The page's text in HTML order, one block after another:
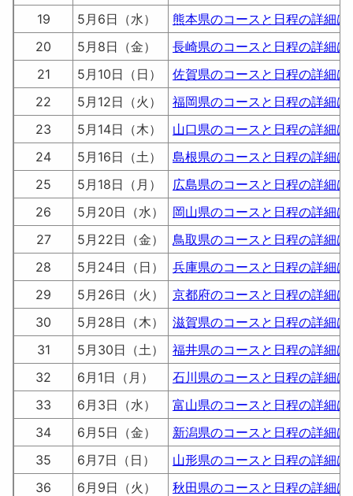
19
5月6日（水）
熊本県のコースと日程の詳細は
20
5月8日（金）
長崎県のコースと日程の詳細は
21
5月10日（日）
佐賀県のコースと日程の詳細は
22
5月12日（火）
福岡県のコースと日程の詳細は
23
5月14日（木）
山口県のコースと日程の詳細は
24
5月16日（土）
島根県のコースと日程の詳細は
25
5月18日（月）
広島県のコースと日程の詳細は
26
5月20日（水）
岡山県のコースと日程の詳細は
27
5月22日（金）
鳥取県のコースと日程の詳細は
28
5月24日（日）
兵庫県のコースと日程の詳細は
29
5月26日（火）
京都府のコースと日程の詳細は
30
5月28日（木）
滋賀県のコースと日程の詳細は
31
5月30日（土）
福井県のコースと日程の詳細は
32
6月1日（月）
石川県のコースと日程の詳細は
33
6月3日（水）
富山県のコースと日程の詳細は
34
6月5日（金）
新潟県のコースと日程の詳細は
35
6月7日（日）
山形県のコースと日程の詳細は
36
6月9日（火）
秋田県のコースと日程の詳細は